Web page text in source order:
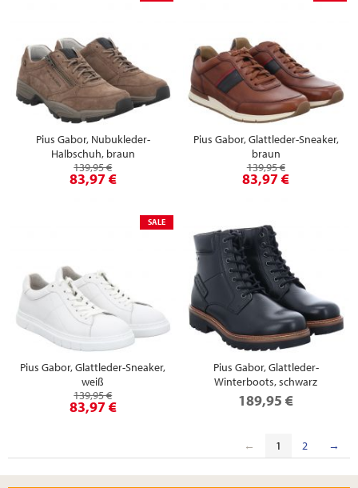
Pius Gabor, Nubukleder-
Halbschuh, braun
139,95 €
83,97 €
Pius Gabor, Glattleder-Sneaker,
braun
139,95 €
83,97 €
SALE
Pius Gabor, Glattleder-Sneaker,
weiß
139,95 €
83,97 €
Pius Gabor, Glattleder-
Winterboots, schwarz
189,95 €
← 1 2 →